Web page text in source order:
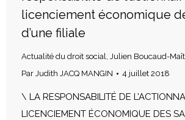
licenciement économique
d’une filiale
Actualité du droit social
Julien Boucaud-
Par Judith JACQ MANGIN 4 juillet 2018
\ LA RESPONSABILITÉ DE
LICENCIEMENT ÉCONOMIQUE DES